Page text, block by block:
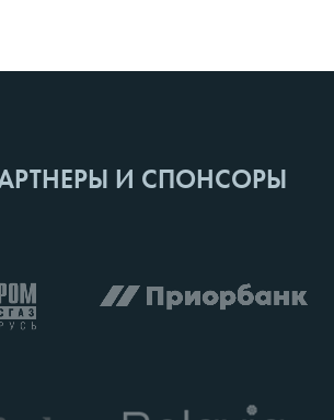
И СПОНСОРЫ